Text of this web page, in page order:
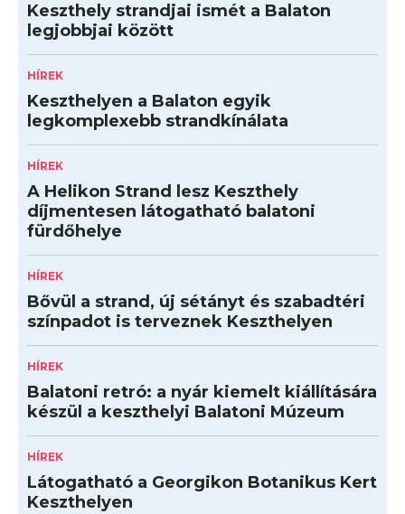
Keszthely strandjai ismét a Balaton
legjobbjai között
HÍREK
Keszthelyen a Balaton egyik
legkomplexebb strandkínálata
HÍREK
A Helikon Strand lesz Keszthely
díjmentesen látogatható balatoni
fürdőhelye
HÍREK
Bővül a strand, új sétányt és szabadtéri
színpadot is terveznek Keszthelyen
HÍREK
Balatoni retró: a nyár kiemelt kiállítására
készül a keszthelyi Balatoni Múzeum
HÍREK
Látogatható a Georgikon Botanikus Kert
Keszthelyen